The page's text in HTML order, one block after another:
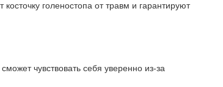
голеностопа от травм и гарантируют
чувствовать себя уверенно из-за